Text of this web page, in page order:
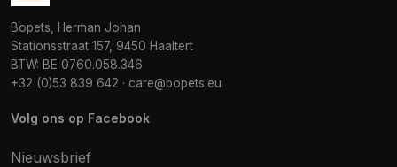
Bopets, Herman Johan
Stationsstraat 157, 9450 Haaltert
BTW: BE 0760.058.346
+32 (0)53 839 642 · care@bopets.eu
Volg ons op Facebook
Nieuwsbrief